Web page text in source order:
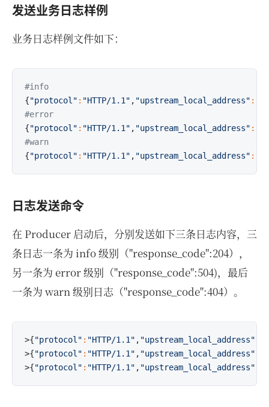
发送业务日志样例
业务日志样例文件如下：
#info
{"protocol" : "HTTP/1.1" , "upstream_local_address" :
#error
{"protocol" : "HTTP/1.1" , "upstream_local_address" :
#warn
{"protocol" : "HTTP/1.1" , "upstream_local_address" :
日志发送命令
在 Producer 启动后，分别发送如下三条日志内容，三
条日志一条为 info 级别（"response_code":204），
另一条为 error 级别（"response_code":504)，最后
一条为 warn 级别日志（"response_code":404）。
>{"protocol" : "HTTP/1.1" , "upstream_local_address"
>{"protocol" : "HTTP/1.1" , "upstream_local_address"
>{"protocol" : "HTTP/1.1" , "upstream_local_address"